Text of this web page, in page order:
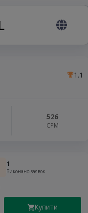
1.1
526
СРМ
1
Виконано заявок
Купити